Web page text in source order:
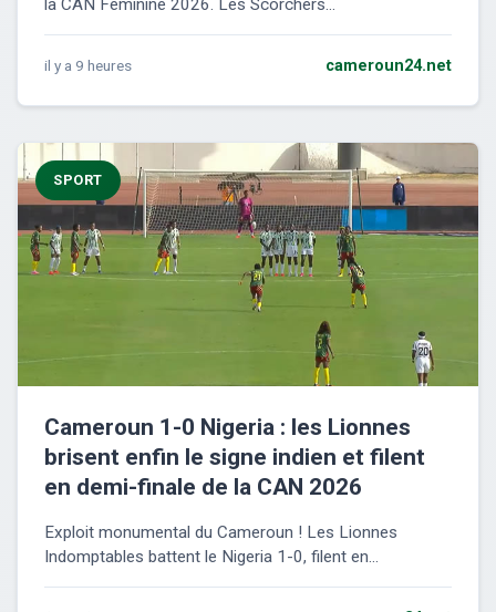
la CAN Féminine 2026. Les Scorchers...
il y a 9 heures cameroun24.net
SPORT
Cameroun 1-0 Nigeria : les Lionnes
brisent enfin le signe indien et filent
en demi-finale de la CAN 2026
Exploit monumental du Cameroun ! Les Lionnes
Indomptables battent le Nigeria 1-0, filent en...